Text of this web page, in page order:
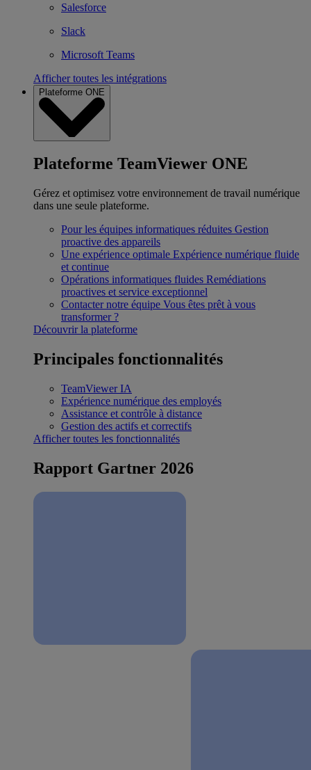
Salesforce
Slack
Microsoft Teams
Afficher toutes les intégrations
Plateforme ONE
Plateforme TeamViewer ONE
Gérez et optimisez votre environnement de travail numérique
dans une seule plateforme.
Pour les équipes informatiques réduites Gestion
proactive des appareils
Une expérience optimale Expérience numérique fluide
et continue
Opérations informatiques fluides Remédiations
proactives et service exceptionnel
Contacter notre équipe Vous êtes prêt à vous
transformer ?
Découvrir la plateforme
Principales fonctionnalités
TeamViewer IA
Expérience numérique des employés
Assistance et contrôle à distance
Gestion des actifs et correctifs
Afficher toutes les fonctionnalités
Rapport Gartner 2026